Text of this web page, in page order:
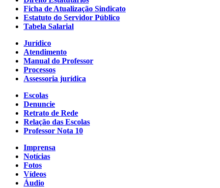
Ficha de Atualização Sindicato
Estatuto do Servidor Público
Tabela Salarial
Jurídico
Atendimento
Manual do Professor
Processos
Assessoria jurídica
Escolas
Denuncie
Retrato de Rede
Relação das Escolas
Professor Nota 10
Imprensa
Notícias
Fotos
Vídeos
Áudio